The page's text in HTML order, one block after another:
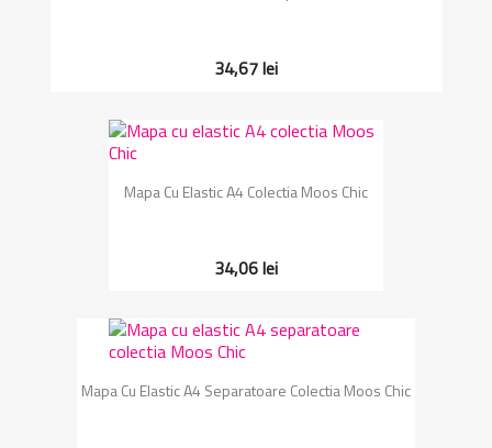
34,67 lei
Mapa Cu Elastic A4 Colectia Moos Chic
34,06 lei
Mapa Cu Elastic A4 Separatoare Colectia Moos Chic